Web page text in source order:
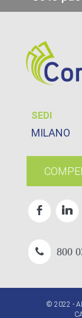
SEDI
MILANO
800
© 2022 -